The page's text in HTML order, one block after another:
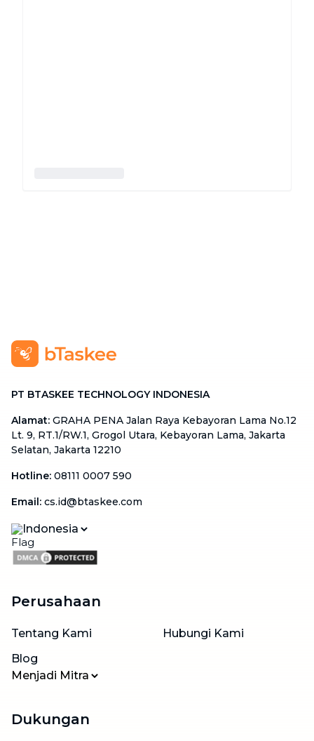
PT BTASKEE TECHNOLOGY INDONESIA
Alamat: GRAHA PENA Jalan Raya Kebayoran Lama No.12
Lt. 9, RT.1/RW.1, Grogol Utara, Kebayoran Lama, Jakarta
Selatan, Jakarta 12210
Hotline: 08111 0007 590
Email: cs.id@btaskee.com
Indonesia
Perusahaan
Tentang Kami
Hubungi Kami
Blog
Menjadi Mitra
Dukungan